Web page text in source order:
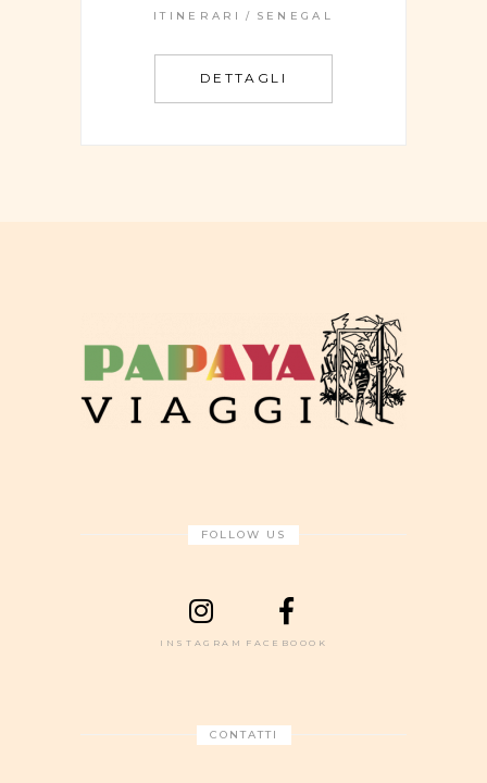
ITINERARI SENEGAL
DETTAGLI
FOLLOW US
INSTAGRAM FACEBOOOK
CONTATTI